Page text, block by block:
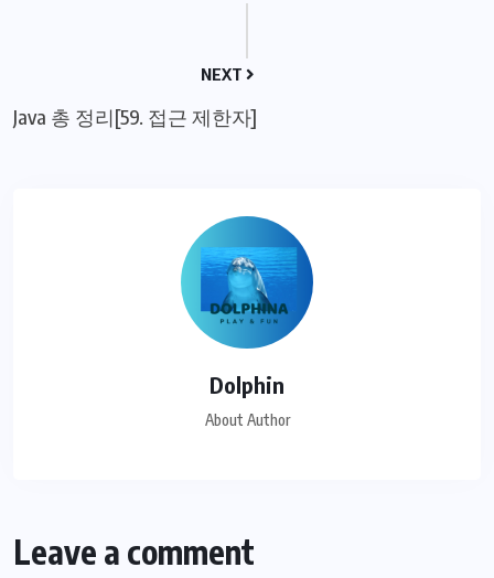
NEXT
Java 총 정리[59. 접근 제한자]
Dolphin
About Author
Leave a comment